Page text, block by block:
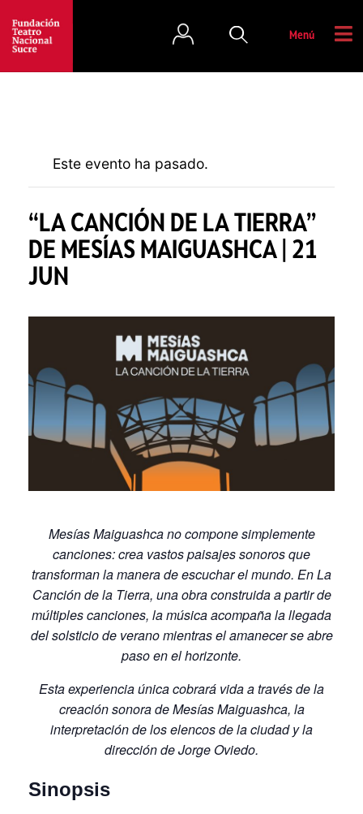
Menú
Este evento ha pasado.
“LA CANCIÓN DE LA TIERRA”
DE MESÍAS MAIGUASHCA | 21
JUN
Mesías Maiguashca no compone simplemente
canciones: crea vastos paisajes sonoros que
transforman la manera de escuchar el mundo. En La
Canción de la Tierra, una obra construida a partir de
múltiples canciones, la música acompaña la llegada
del solsticio de verano mientras el amanecer se abre
paso en el horizonte.
Esta experiencia única cobrará vida a través de la
creación sonora de Mesías Maiguashca, la
interpretación de los elencos de la ciudad y la
dirección de Jorge Oviedo.
Sinopsis